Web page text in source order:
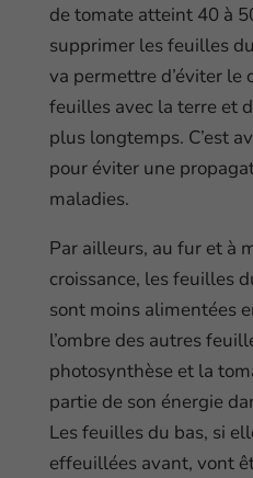
de tomate atteint 40 à
supprimer les feuilles
va permettre d’éviter le
feuilles avec la terre et
plus longtemps. C’est
pour éviter une
maladies.
Par ailleurs, au fur et à
croissance, les feuilles
sont moins alimentées
l’ombre des autres
photosynthèse et la
partie de son énergie
Les feuilles du bas, si
effeuillées avant, vont